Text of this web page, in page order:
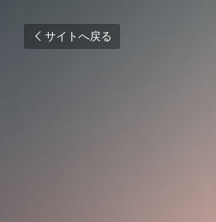
サイトへ戻る